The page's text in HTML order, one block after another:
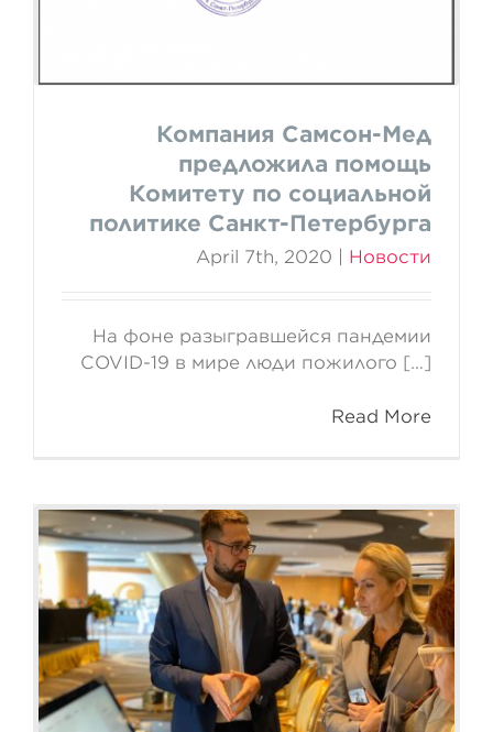
Компания Самсон-Мед
предложила помощь
Комитету по социальной
политике Санкт-Петербурга
April 7th, 2020 | Новости
На фоне разыгравшейся пандемии
COVID-19 в мире люди пожилого […]
Read More
Международный симпозиум
«Регенеративная медицина
и старение»